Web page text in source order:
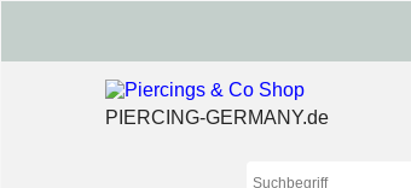
PIERCING-GERMANY.de